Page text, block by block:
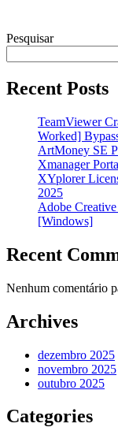
Pesquisar
Recent Posts
TeamViewer
Worked]
ArtMoney SE
Xmanager
XYplorer
2025
Adobe
[Windows]
Recent
Nenhum comentário
Archives
dezembro 2025
novembro 2025
outubro 2025
Categories